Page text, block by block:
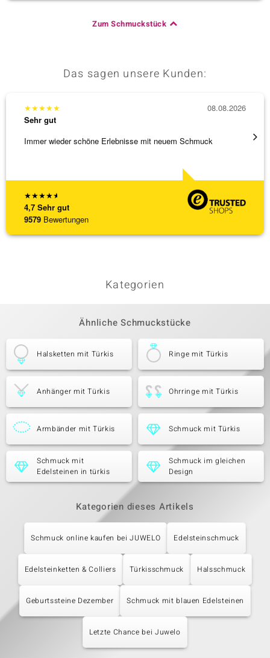
Zum Schmuckstück
Das sagen unsere Kunden:
★★★★★
4,7 Sehr gut
9579 Bewertungen
★★★★★
Sehr gut
Immer wieder schöne Erlebnisse mit neuem Schmuck
08.08.2026
Kategorien
Ähnliche Schmuckstücke
Halsketten mit Türkis Ringe mit Türkis
Anhänger mit Türkis Ohrringe mit Türkis
Armbänder mit Türkis Schmuck mit Türkis
Schmuck mit
Edelsteinen in türkis
Schmuck im gleichen
Design
Kategorien dieses Artikels
Schmuck online kaufen bei JUWELO Edelsteinschmuck
Edelsteinketten & Colliers Türkisschmuck Halsschmuck
Geburtssteine Dezember Schmuck mit blauen Edelsteinen
Letzte Chance bei Juwelo